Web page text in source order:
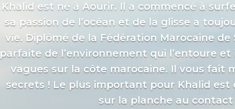
Khalid est né à Aourir. Il a commencé à
sa passion de l’océan et de la glisse a
vie. Diplômé de la Fédération Marocaine
parfaite de l’environnement qui l’entoure
vagues sur la côte marocaine. Il vous fait
secrets ! Le plus important pour Khalid est
sur la planche au contact